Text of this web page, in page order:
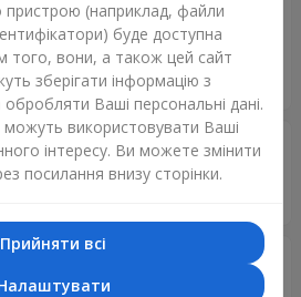
назначенное время и оперативно
пристрою (наприклад, файли
буде доступна
того, вони, а також цей сайт
зберігати інформацію з
Ваші персональні дані.
можуть використовувати Ваші
інтересу. Ви можете змінити
посилання внизу сторінки.
Прийняти всі